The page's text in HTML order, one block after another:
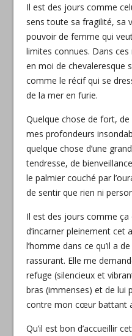
Il est des jours comme
sens toute sa fragilité, sa
pouvoir de femme qui
limites connues. Dans
en moi de chevaleresque
comme le récif qui se
de la mer en furie.
Quelque chose de fort, de
mes profondeurs
quelque chose d’une
tendresse, de
le palmier couché par
de sentir que rien ni
Il est des jours comme
d’incarner pleinement cet
l’homme dans ce qu’il a
rassurant. Elle me
refuge (silencieux et
bras (immenses) et de lui
contre mon cœur battant
Qu’il est bon d’accueillir